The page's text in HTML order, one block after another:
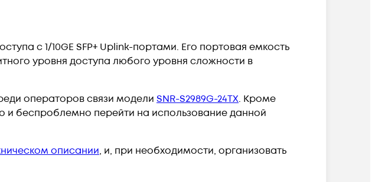
с 1/10GE SFP+ Uplink-портами. Его портовая емкость
уровня доступа любого уровня сложности в
операторов связи модели SNR-S2989G-24TX. Кроме
и беспроблемно перейти на использование данной
описании, и, при необходимости, организовать